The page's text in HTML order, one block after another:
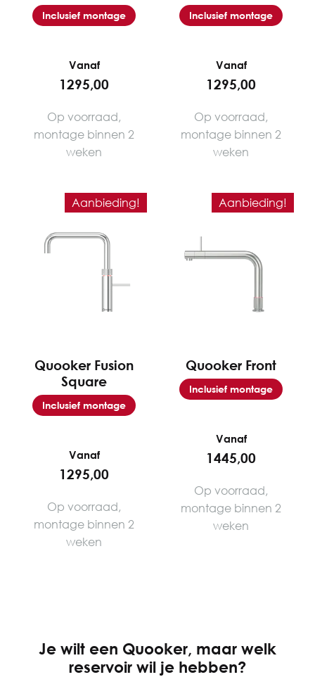
Inclusief montage
Vanaf
1295,00
Op voorraad,
montage binnen 2
weken
Inclusief montage
Vanaf
1295,00
Op voorraad,
montage binnen 2
weken
Aanbieding!
Quooker Fusion
Square
Inclusief montage
Vanaf
1295,00
Op voorraad,
montage binnen 2
weken
Aanbieding!
Quooker Front
Inclusief montage
Vanaf
1445,00
Op voorraad,
montage binnen 2
weken
Je wilt een Quooker, maar welk
reservoir wil je hebben?